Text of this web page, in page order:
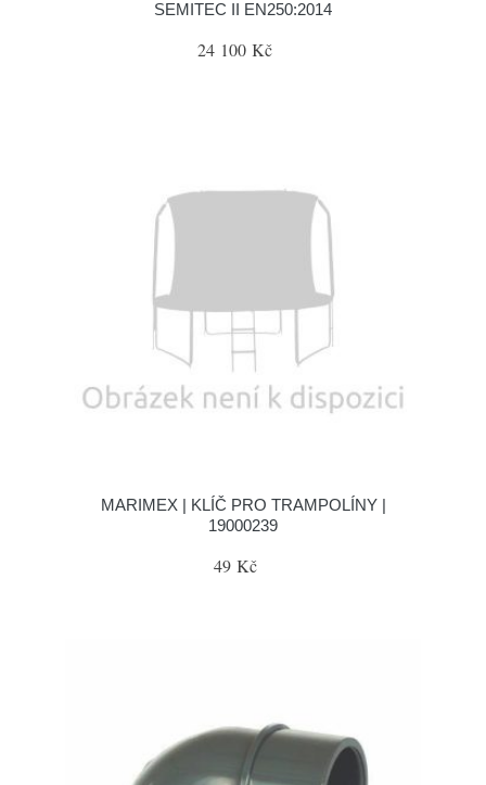
SEMITEC II EN250:2014
24 100 Kč
MARIMEX | KLÍČ PRO TRAMPOLÍNY |
19000239
49 Kč